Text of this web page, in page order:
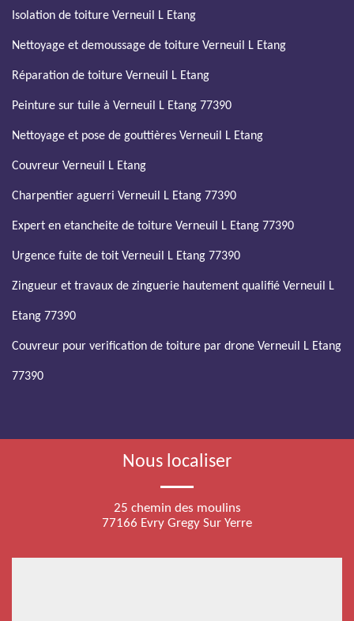
Isolation de toiture Verneuil L Etang
Nettoyage et demoussage de toiture Verneuil L Etang
Réparation de toiture Verneuil L Etang
Peinture sur tuile à Verneuil L Etang 77390
Nettoyage et pose de gouttières Verneuil L Etang
Couvreur Verneuil L Etang
Charpentier aguerri Verneuil L Etang 77390
Expert en etancheite de toiture Verneuil L Etang 77390
Urgence fuite de toit Verneuil L Etang 77390
Zingueur et travaux de zinguerie hautement qualifié Verneuil L
Etang 77390
Couvreur pour verification de toiture par drone Verneuil L Etang
77390
Nous localiser
25 chemin des moulins
77166 Evry Gregy Sur Yerre